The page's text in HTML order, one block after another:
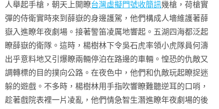
人舉起手槍，朝天上開瞭台灣虛擬門號收簡訊幾槍，荷槍實
彈的侍衛實時來到薛嶽的身邊護駕，他們構成人墻維護著薛
嶽入進瞭年夜劇場。接著警笛凌厲地響起。五湖四海都泛起
瞭薛嶽的衛隊。這時，楊樹林下令吳石虎率領小虎隊員何濤
出乎意料地又引爆瞭兩輛停泊在路邊的車輛。惶恐的仇敵又
調轉標的目的撲向公路。在夜色中，他們和仇敵玩起瞭捉迷
躲的遊戲。不多時，楊樹林用手指吹響瞭難聽逆耳的口哨，
趁著戲院表裡一片凌亂，他們情急智生潛進瞭年夜劇場的後